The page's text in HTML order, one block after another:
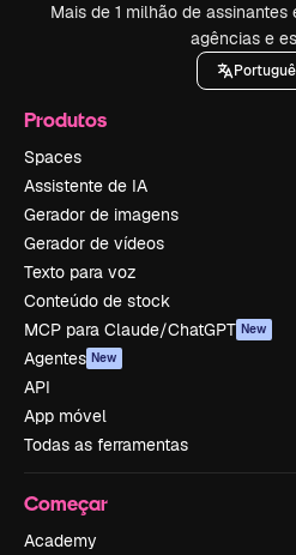
Mais de 1 milhão de
agências e
Produtos
Spaces
Assistente de IA
Gerador de imagens
Gerador de vídeos
Texto para voz
Conteúdo de stock
MCP para Claude/ChatGPT New
Agentes New
API
App móvel
Todas as ferramentas
Começar
Academy